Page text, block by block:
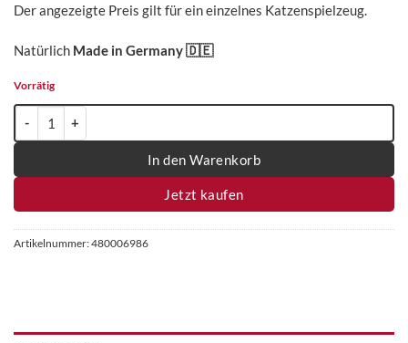
Der angezeigte Preis gilt für ein einzelnes Katzenspielzeug.
Natürlich Made in Germany🇩🇪
Vorrätig
In den Warenkorb
Jetzt kaufen
Artikelnummer:480006986